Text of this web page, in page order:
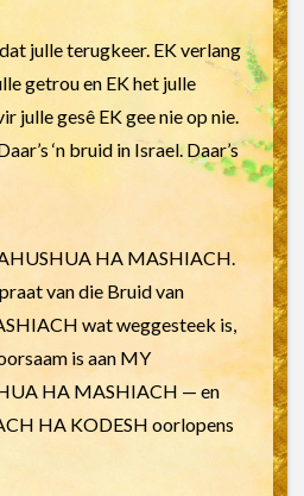
julle terugkeer. EK verlang
getrou en EK het julle
julle gesê EK gee nie op nie.
‘n bruid in Israel. Daar’s
HA MASHIACH.
van die Bruid van
wat weggesteek is,
is aan MY
HA MASHIACH — en
HA KODESH oorlopens